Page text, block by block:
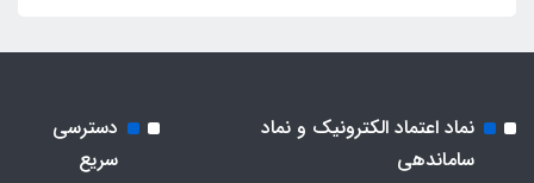
نماد اعتماد الکترونیک و نماد
ساماندهی
دسترسی
سریع